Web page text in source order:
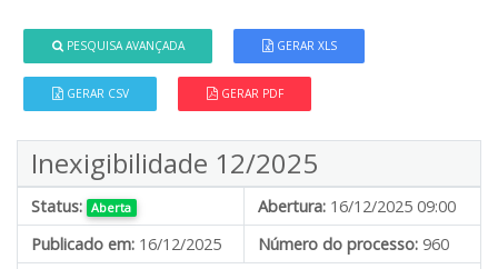
PESQUISA AVANÇADA GERAR XLS
GERAR CSV GERAR PDF
Inexigibilidade 12/2025
Status: Aberta Abertura: 16/12/2025 09:00
Publicado em: 16/12/2025 Número do processo: 960